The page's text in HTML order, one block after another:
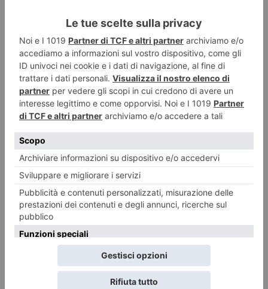
A Torino il ricordo della tragedia di Hiroshima e Nagasaki
Giovedì 6 agosto alle h 21.00 si è tenuta la tradizionale commemorazione
della tragedia di Hiroshima